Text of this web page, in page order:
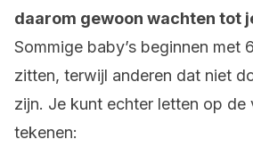
daarom gewoon wachten tot
Sommige baby’s beginnen met
zitten, terwijl anderen dat niet
zijn. Je kunt echter letten op de
tekenen: